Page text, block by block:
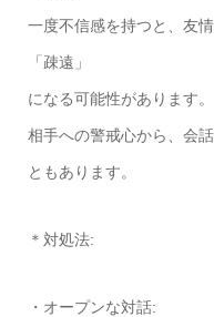
一度不信感を持つと、友
「疎遠」
になる可能性があります。
相手への警戒心から、会
ともあります。
＊対処法:
・オープンな対話: